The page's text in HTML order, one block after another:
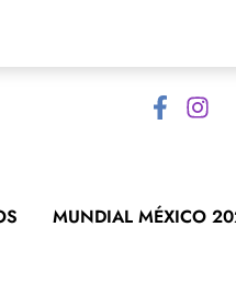
MUNDIAL MÉXICO